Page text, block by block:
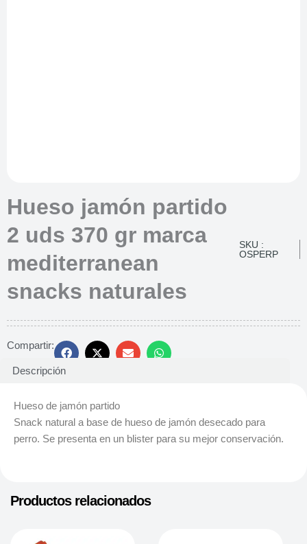
Hueso jamón partido
2 uds 370 gr marca
mediterranean
snacks naturales
SKU :
OSPERP
Compartir:
Descripción
Hueso de jamón partido
Snack natural a base de hueso de jamón desecado para
perro. Se presenta en un blister para su mejor conservación.
Productos relacionados